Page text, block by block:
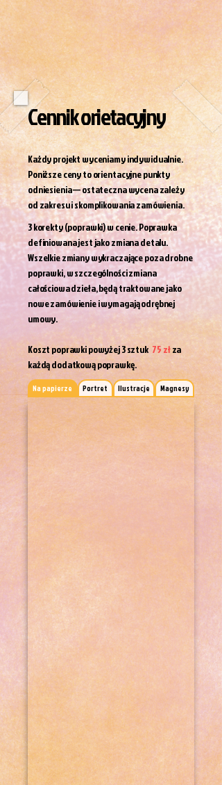
Cennik orietacyjny
Każdy projekt wyceniamy indywidualnie.
Poniższe ceny to orientacyjne punkty
odniesienia — ostateczna wycena zależy
od zakresu i skomplikowania zamówienia.
3 korekty (poprawki) w cenie. Poprawka
definiowana jest jako zmiana detalu.
Wszelkie zmiany wykraczające poza drobne
poprawki, w szczególności zmiana
całościowa dzieła, będą traktowane jako
nowe zamówienie i wymagają odrębnej
umowy.
Koszt poprawki powyżej 3 sztuk 75 złza
każdą dodatkową poprawkę.
Na papierze Portret Ilustracje Magnesy